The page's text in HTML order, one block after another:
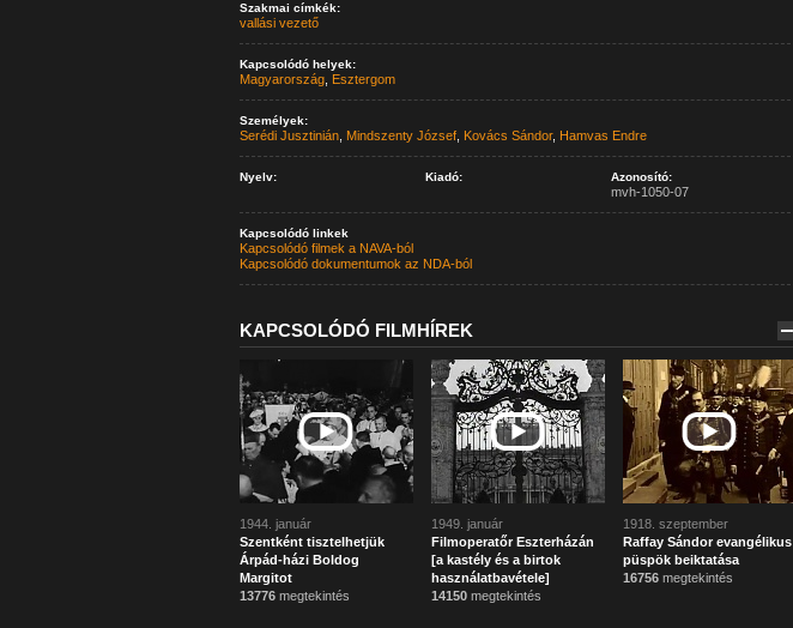
Szakmai címkék:
vallási vezető
Kapcsolódó helyek:
Magyarország, Esztergom
Személyek:
Serédi Jusztinián, Mindszenty József, Kovács Sándor, Hamvas Endre
Nyelv: Kiadó: Azonosító:
mvh-1050-07
Kapcsolódó linkek
Kapcsolódó filmek a NAVA-ból
Kapcsolódó dokumentumok az NDA-ból
KAPCSOLÓDÓ FILMHÍREK
1944. január
Szentként tisztelhetjük
Árpád-házi Boldog
Margitot
13776megtekintés
1949. január
Filmoperatőr Eszterházán
[a kastély és a birtok
használatbavétele]
14150megtekintés
1918. szeptember
Raffay Sándor evangélikus
püspök beiktatása
16756megtekintés